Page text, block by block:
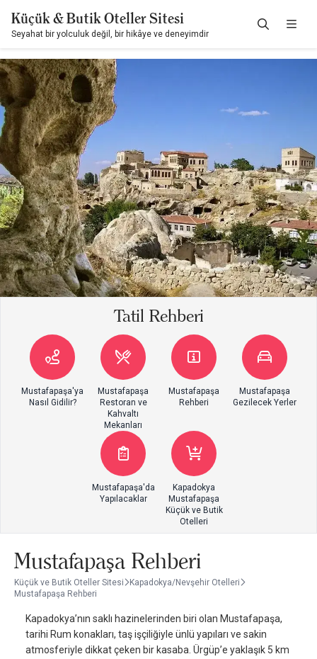
Küçük & Butik Oteller Sitesi
Seyahat bir yolculuk değil, bir hikâye ve deneyimdir
Tatil Rehberi
Mustafapaşa'ya
Nasıl Gidilir?
Mustafapaşa
Restoran ve
Kahvaltı
Mekanları
Mustafapaşa
Rehberi
Mustafapaşa
Gezilecek Yerler
Mustafapaşa'da
Yapılacaklar
Kapadokya
Mustafapaşa
Küçük ve Butik
Otelleri
Mustafapaşa Rehberi
Küçük ve Butik Oteller Sitesi
Kapadokya/Nevşehir Otelleri
Mustafapaşa Rehberi
Kapadokya’nın saklı hazinelerinden biri olan Mustafapaşa,
tarihi Rum konakları, taş işçiliğiyle ünlü yapıları ve sakin
atmosferiyle dikkat çeken bir kasaba. Ürgüp’e yaklaşık 5 km